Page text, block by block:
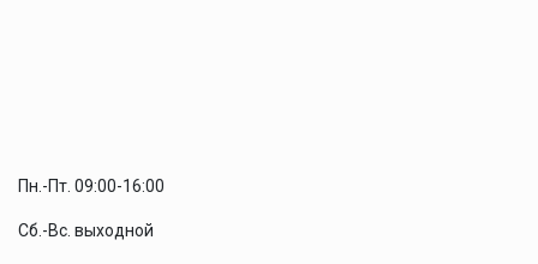
Пн.-Пт. 09:00-16:00
Сб.-Вс. выходной